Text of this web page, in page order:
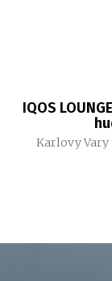
IQOS
Karlovy Vary